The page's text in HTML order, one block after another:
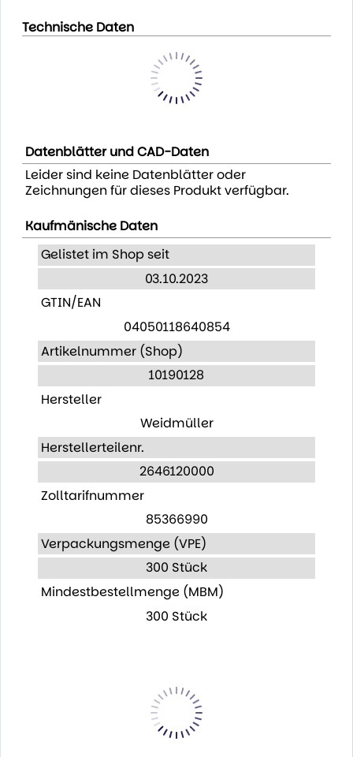
Technische Daten
Datenblätter und CAD-Daten
Leider sind keine Datenblätter oder
Zeichnungen für dieses Produkt verfügbar.
Kaufmänische Daten
Gelistet im Shop seit
03.10.2023
GTIN/EAN
04050118640854
Artikelnummer (Shop)
10190128
Hersteller
Weidmüller
Herstellerteilenr.
2646120000
Zolltarifnummer
85366990
Verpackungsmenge (VPE)
300 Stück
Mindestbestellmenge (MBM)
300 Stück